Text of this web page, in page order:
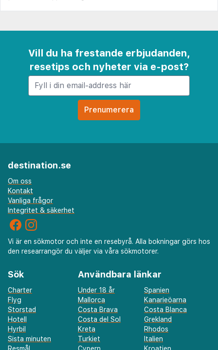
Vill du ha frestande erbjudanden,
resetips och nyheter via e-post?
destination.se
Om oss
Kontakt
Vanliga frågor
Integritet & säkerhet
Vi är en sökmotor och inte en resebyrå. Alla bokningar görs hos
den researrangör du väljer via våra sökmotorer.
Sök
Charter
Flyg
Storstad
Hotell
Hyrbil
Sista minuten
Användbara länkar
Under 18 år
Spanien
Mallorca
Kanarieöarna
Costa Brava
Costa Blanca
Costa del Sol
Grekland
Kreta
Rhodos
Turkiet
Italien